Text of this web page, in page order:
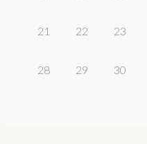
21 22 23
28 29 30